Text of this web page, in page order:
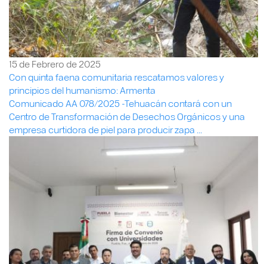
15 de Febrero de 2025
Con quinta faena comunitaria rescatamos valores y
principios del humanismo: Armenta
Comunicado AA 078/2025 -Tehuacán contará con un
Centro de Transformación de Desechos Orgánicos y una
empresa curtidora de piel para producir zapa ...